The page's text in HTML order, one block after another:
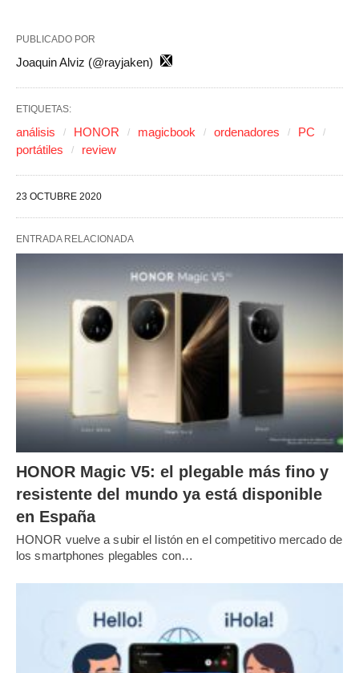
PUBLICADO POR
Joaquin Alviz (@rayjaken)
ETIQUETAS:
análisis HONOR magicbook ordenadores
PC
portátiles
review
23 OCTUBRE 2020
ENTRADA RELACIONADA
HONOR Magic V5: el plegable más fino y
resistente del mundo ya está disponible
en España
HONOR vuelve a subir el listón en el competitivo mercado de
los smartphones plegables con…